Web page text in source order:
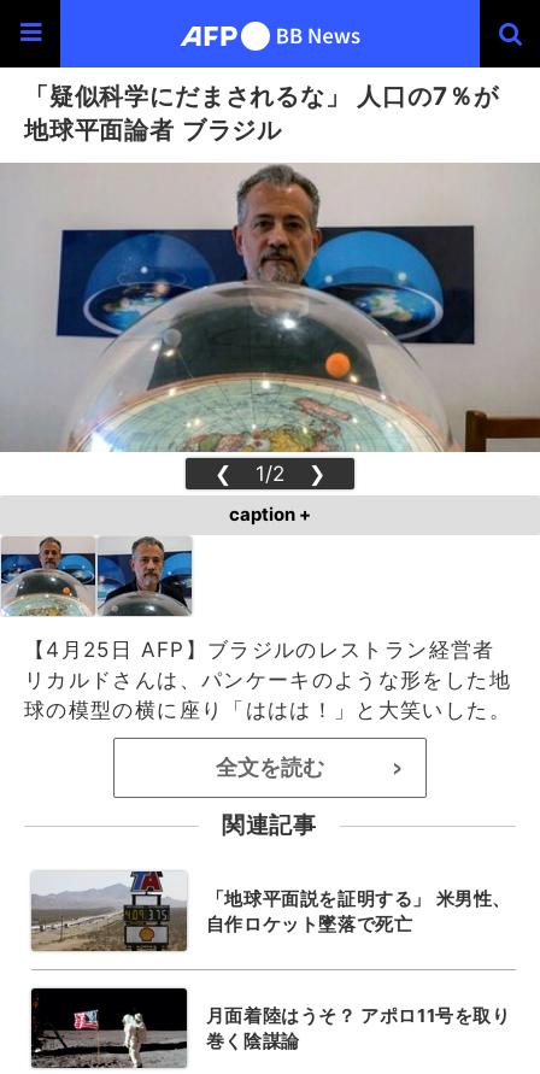
「疑似科学にだまされるな」 人口の7％が
地球平面論者 ブラジル
❮ 1/2 ❯
caption +
【4月25日 AFP】ブラジルのレストラン経営者
リカルドさんは、パンケーキのような形をした地
球の模型の横に座り「ははは！」と大笑いした。
全文を読む >
関連記事
「地球平面説を証明する」 米男性、
自作ロケット墜落で死亡
月面着陸はうそ？ アポロ11号を取り
巻く陰謀論